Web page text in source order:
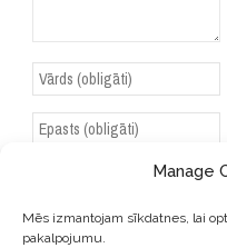
Manage
Mēs izmantojam sīkdatnes, lai
pakalpojumu.
E-PASTA ADRESI UN VIETNI
ŠAJĀ PĀRLŪKPROGRAMMĀ